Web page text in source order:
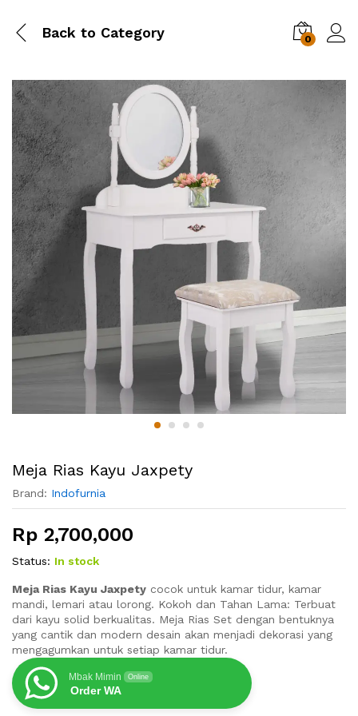
Back to Category 0
Meja Rias Kayu Jaxpety
Brand: Indofurnia
Rp 2,700,000
Status: In stock
Meja Rias Kayu Jaxpety cocok untuk kamar tidur, kamar
mandi, lemari atau lorong. Kokoh dan Tahan Lama: Terbuat
dari kayu solid berkualitas. Meja Rias Set dengan bentuknya
yang cantik dan modern desain akan menjadi dekorasi yang
mengagumkan untuk setiap kamar tidur.
Mbak Mimin Online
Order WA